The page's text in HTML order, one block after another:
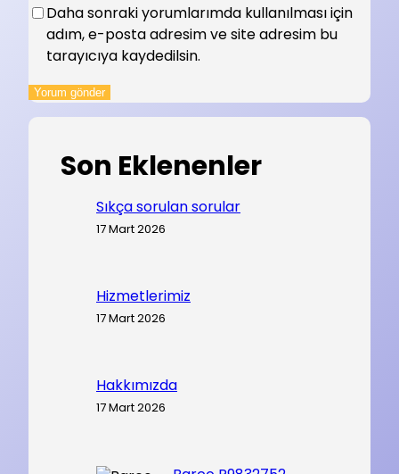
Daha sonraki yorumlarımda kullanılması için
adım, e-posta adresim ve site adresim bu
tarayıcıya kaydedilsin.
Son Eklenenler
Sıkça sorulan sorular
17 Mart 2026
Hizmetlerimiz
17 Mart 2026
Hakkımızda
17 Mart 2026